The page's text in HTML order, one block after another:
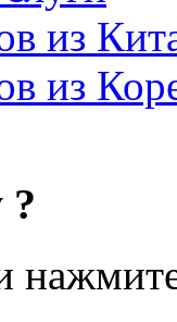
из
из
?